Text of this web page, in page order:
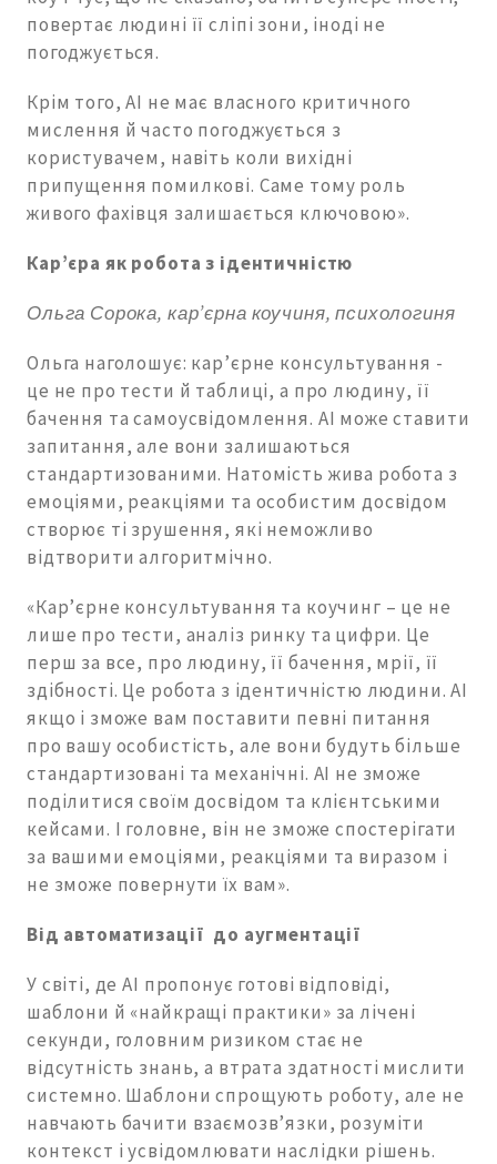
повертає людині її сліпі зони, іноді не
погоджується.
Крім того, AI не має власного критичного
мислення й часто погоджується з
користувачем, навіть коли вихідні
припущення помилкові. Саме тому роль
живого фахівця залишається ключовою».
Кар’єра як робота з ідентичністю
Ольга Сорока, кар’єрна коучиня, психологиня
Ольга наголошує: кар’єрне консультування -
це не про тести й таблиці, а про людину, її
бачення та самоусвідомлення. AI може ставити
запитання, але вони залишаються
стандартизованими. Натомість жива робота з
емоціями, реакціями та особистим досвідом
створює ті зрушення, які неможливо
відтворити алгоритмічно.
«Кар’єрне консультування та коучинг – це не
лише про тести, аналіз ринку та цифри. Це
перш за все, про людину, її бачення, мрії, її
здібності. Це робота з ідентичністю людини. AI
якщо і зможе вам поставити певні питання
про вашу особистість, але вони будуть більше
стандартизовані та механічні. AI не зможе
поділитися своїм досвідом та клієнтськими
кейсами. І головне, він не зможе спостерігати
за вашими емоціями, реакціями та виразом і
не зможе повернути їх вам».
Від автоматизації до аугментації
У світі, де AI пропонує готові відповіді,
шаблони й «найкращі практики» за лічені
секунди, головним ризиком стає не
відсутність знань, а втрата здатності мислити
системно. Шаблони спрощують роботу, але не
навчають бачити взаємозв’язки, розуміти
контекст і усвідомлювати наслідки рішень.